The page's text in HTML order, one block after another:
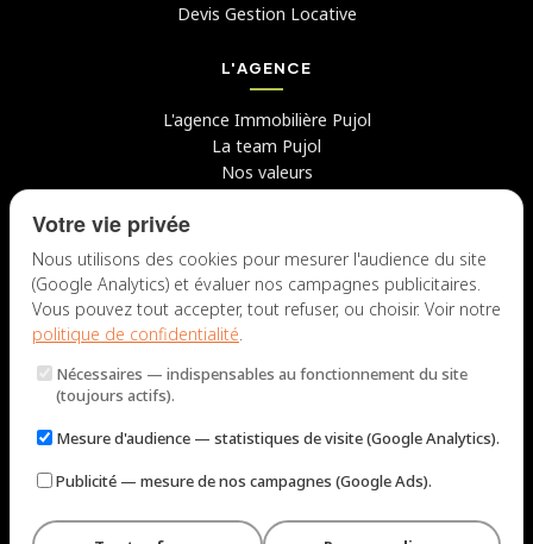
Devis Gestion Locative
L'AGENCE
L'agence Immobilière Pujol
La team Pujol
Nos valeurs
Avis clients
Candidater chez nous
NOUS CONTACTER
Lun – Jeu : 9h – 12h / 14h – 18h
Votre vie privée
Nous utilisons des cookies pour mesurer l'audience du site
(Google Analytics) et évaluer nos campagnes publicitaires.
Vous pouvez tout accepter, tout refuser, ou choisir. Voir notre
politique de confidentialité.
Nécessaires — indispensables au fonctionnement du site
(toujours actifs).
Mesure d'audience — statistiques de visite (Google Analytics).
Publicité — mesure de nos campagnes (Google Ads).